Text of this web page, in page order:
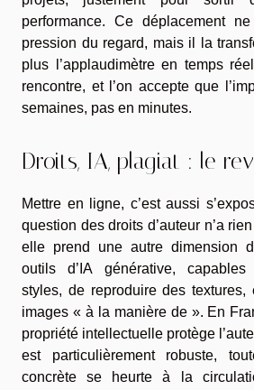
performance. Ce déplacement
pression du regard, mais il la
plus l’applaudimètre en temps
rencontre, et l’on accepte que
semaines, pas en minutes.
Droits, IA, plagiat : le
Mettre en ligne, c’est aussi
question des droits d’auteur n’a
elle prend une autre dimension
outils d’IA générative, capables
styles, de reproduire des textures,
images « à la manière de ». En
propriété intellectuelle protège
est particulièrement robuste,
concrète se heurte à la